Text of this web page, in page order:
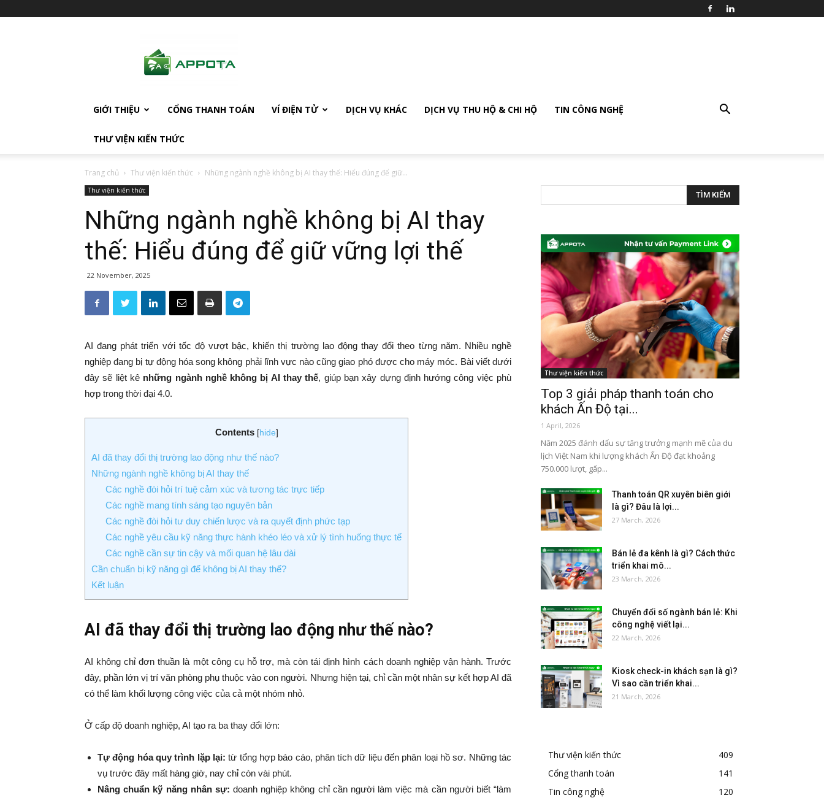
GIỚI THIỆU CỔNG THANH TOÁN VÍ ĐIỆN TỬ DỊCH VỤ KHÁC DỊCH VỤ THU HỘ & CHI HỘ TIN CÔNG NGHỆ
THƯ VIỆN KIẾN THỨC
Trang chủ Thư viện kiến thức Những ngành nghề không bị AI thay thế: Hiểu đúng để giữ...
Thư viện kiến thức
Những ngành nghề không bị AI thay
thế: Hiểu đúng để giữ vững lợi thế
22 November, 2025
AI đang phát triển với tốc độ vượt bậc, khiến thị trường lao động thay đổi theo từng năm. Nhiều nghề
nghiệp đang bị tự động hóa song không phải lĩnh vực nào cũng giao phó được cho máy móc. Bài viết dưới
đây sẽ liệt kê những ngành nghề không bị AI thay thế, giúp bạn xây dựng định hướng công việc phù
hợp trong thời đại 4.0.
Contents [hide]
AI đã thay đổi thị trường lao động như thế nào?
Những ngành nghề không bị AI thay thế
Các nghề đòi hỏi trí tuệ cảm xúc và tương tác trực tiếp
Các nghề mang tính sáng tạo nguyên bản
Các nghề đòi hỏi tư duy chiến lược và ra quyết định phức tạp
Các nghề yêu cầu kỹ năng thực hành khéo léo và xử lý tình huống thực tế
Các nghề cần sự tin cậy và mối quan hệ lâu dài
Cần chuẩn bị kỹ năng gì để không bị AI thay thế?
Kết luận
AI đã thay đổi thị trường lao động như thế nào?
AI không chỉ đơn thuần là một công cụ hỗ trợ, mà còn tái định hình cách doanh nghiệp vận hành. Trước
đây, phần lớn vị trí văn phòng phụ thuộc vào con người. Nhưng hiện tại, chỉ cần một nhân sự kết hợp AI đã
có thể làm khối lượng công việc của cả một nhóm nhỏ.
Ở cấp độ doanh nghiệp, AI tạo ra ba thay đổi lớn:
Tự động hóa quy trình lặp lại:từ tổng hợp báo cáo, phân tích dữ liệu đến phân loại hồ sơ. Những tác
vụ trước đây mất hàng giờ, nay chỉ còn vài phút.
Nâng chuẩn kỹ năng nhân sự: doanh nghiệp không chỉ cần người làm việc mà cần người biết “làm
Thư viện kiến thức
Top 3 giải pháp thanh toán cho
khách Ấn Độ tại...
1 April, 2026
Năm 2025 đánh dấu sự tăng trưởng mạnh mẽ của du
lịch Việt Nam khi lượng khách Ấn Độ đạt khoảng
750.000 lượt, gấp...
Thanh toán QR xuyên biên giới
là gì? Đâu là lợi...
27 March, 2026
Bán lẻ đa kênh là gì? Cách thức
triển khai mô...
23 March, 2026
Chuyển đổi số ngành bán lẻ: Khi
công nghệ viết lại...
22 March, 2026
Kiosk check-in khách sạn là gì?
Vì sao cần triển khai...
21 March, 2026
Thư viện kiến thức
409
Cổng thanh toán
141
Tin công nghệ
120